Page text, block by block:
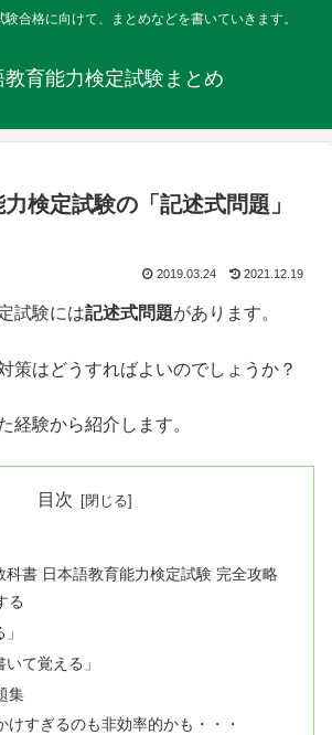
合格に向けて、まとめなどを書いていきます。
教育能力検定試験まとめ
検定試験の「記述式問題」
2019.03.24 2021.12.19
試験には記述式問題があります。
策はどうすればよいのでしょうか？
経験から紹介します。
目次
科書 日本語教育能力検定試験 完全攻略
る
て覚える」
集
けすぎるのも非効率的かも・・・